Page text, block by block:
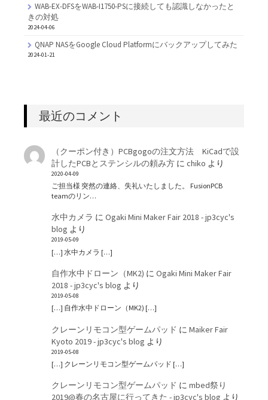
WAB-EX-DFSをWAB-I1750-PSに接続しても認識しなかったと
きの対処
2024-04-06
QNAP NASをGoogle Cloud Platformにバックアップしてみた
2024-01-21
最近のコメント
（クーポン付き）PCBgogoの注文方法 KiCadで設
計したPCBとステンシルの頼み方に chiko より
2020-04-09
ご担当様 突然の連絡、失礼いたしました。 FusionPCB
teamのリン…
水中カメラ に Ogaki Mini Maker Fair 2018 - jp3cyc's
blog より
2019-05-09
[…] 水中カメラ […]
自作水中ドローン（MK2) に Ogaki Mini Maker Fair
2018 - jp3cyc's blog より
2019-05-08
[…] 自作水中ドローン（MK2) […]
クレーンリモコン型ゲームパッド に Maiker Fair
Kyoto 2019 - jp3cyc's blog より
2019-05-08
[…] クレーンリモコン型ゲームパッド […]
クレーンリモコン型ゲームパッド に mbed祭り
2019@春の名古屋に行ってきた - jp3cyc's blog より